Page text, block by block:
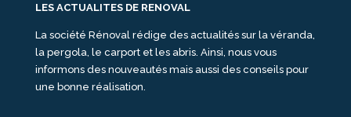
LES ACTUALITES DE RENOVAL
La société Rénoval rédige des actualités sur la véranda,
la pergola, le carport et les abris. Ainsi, nous vous
informons des nouveautés mais aussi des conseils pour
une bonne réalisation.